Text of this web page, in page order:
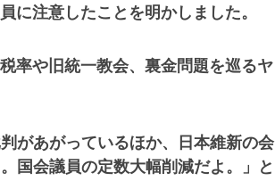
に注意したことを明かしました。
率や旧統一教会、裏金問題を巡るヤ
があがっているほか、日本維新の会
国会議員の定数大幅削減だよ。」と